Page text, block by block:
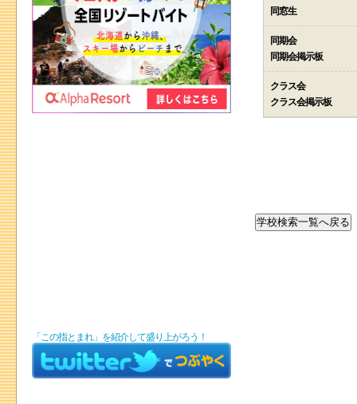
同窓生
同期会
同期会掲示板
クラス会
クラス会掲示板
「この指とまれ」を紹介して盛り上がろう！